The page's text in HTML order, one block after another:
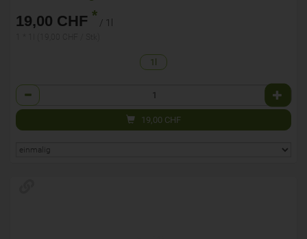
19,00 CHF * / 1l
1l
Anzahl
19,00 CHF